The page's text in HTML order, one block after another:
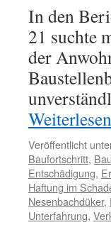
In den
21 suchte
der
Weiterlesen
Veröffentlicht
Baufortschritt,
Entschädigung,
Haftung im
Nesenbachdüker,
Unterfahrung,